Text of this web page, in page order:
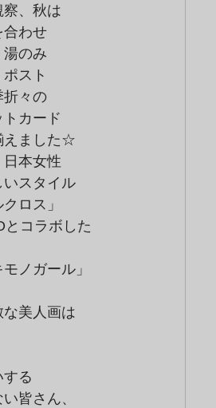
、秋は
合わせ
のみ
スト
折々の
カード
えました☆
本女性
いスタイル
ロス」
とコラボした
ノガール」
美人画は
る
皆さん、